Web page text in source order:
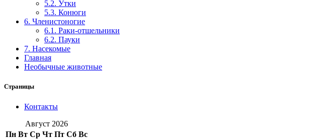
5.2. Утки
5.3. Конюги
6. Членистоногие
6.1. Раки-отшельники
6.2. Пауки
7. Насекомые
Главная
Необычные животные
Страницы
Контакты
Август 2026
Пн Вт Ср Чт Пт Сб Вс